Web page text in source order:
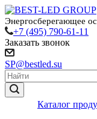
Энергосберегающее
+7 (495) 790-61-11
Заказать звонок
SP@bestled.su
Каталог